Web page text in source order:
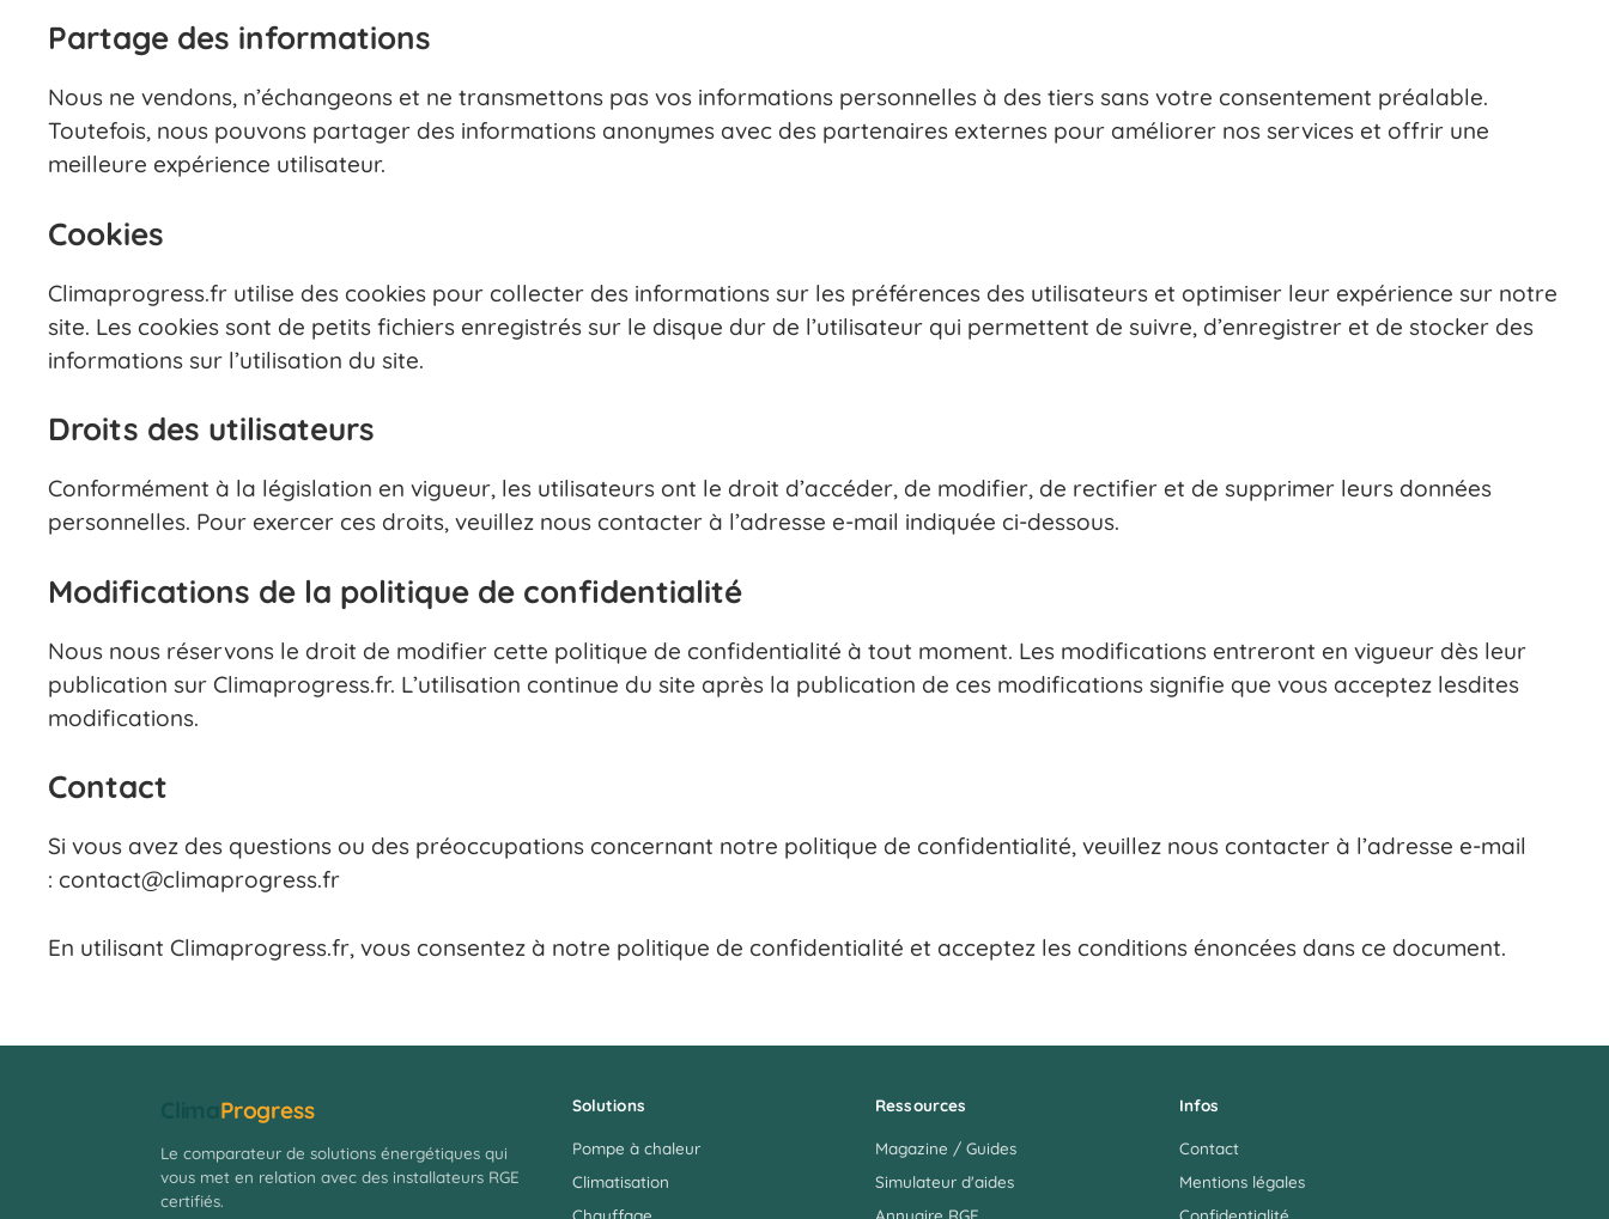
Partage des informations
Nous ne vendons, n’échangeons et ne transmettons pas vos informations personnelles à des tiers sans votre consentement préalable.
Toutefois, nous pouvons partager des informations anonymes avec des partenaires externes pour améliorer nos services et offrir une
meilleure expérience utilisateur.
Cookies
Climaprogress.fr utilise des cookies pour collecter des informations sur les préférences des utilisateurs et optimiser leur expérience sur notre
site. Les cookies sont de petits fichiers enregistrés sur le disque dur de l’utilisateur qui permettent de suivre, d’enregistrer et de stocker des
informations sur l’utilisation du site.
Droits des utilisateurs
Conformément à la législation en vigueur, les utilisateurs ont le droit d’accéder, de modifier, de rectifier et de supprimer leurs données
personnelles. Pour exercer ces droits, veuillez nous contacter à l’adresse e-mail indiquée ci-dessous.
Modifications de la politique de confidentialité
Nous nous réservons le droit de modifier cette politique de confidentialité à tout moment. Les modifications entreront en vigueur dès leur
publication sur Climaprogress.fr. L’utilisation continue du site après la publication de ces modifications signifie que vous acceptez lesdites
modifications.
Contact
Si vous avez des questions ou des préoccupations concernant notre politique de confidentialité, veuillez nous contacter à l’adresse e-mail
: contact@climaprogress.fr
En utilisant Climaprogress.fr, vous consentez à notre politique de confidentialité et acceptez les conditions énoncées dans ce document.
Progress
Le comparateur de solutions énergétiques qui
vous met en relation avec des installateurs RGE
certifiés.
Solutions
Pompe à chaleur
Climatisation
Chauffage
Ressources
Magazine / Guides
Simulateur d'aides
Annuaire RGE
Infos
Contact
Mentions légales
Confidentialité